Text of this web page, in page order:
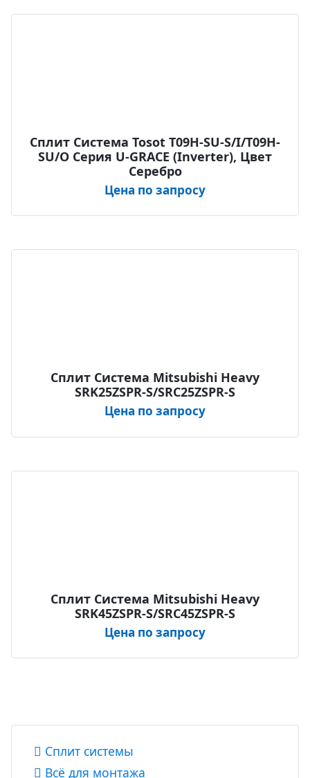
Сплит Система Tosot T09H-SU-S/I/T09H-
SU/O Серия U-GRACE (Inverter), Цвет
Серебро
Цена по запросу
Сплит Система Mitsubishi Heavy
SRK25ZSPR-S/SRC25ZSPR-S
Цена по запросу
Сплит Система Mitsubishi Heavy
SRK45ZSPR-S/SRC45ZSPR-S
Цена по запросу
Сплит системы
Всё для монтажа